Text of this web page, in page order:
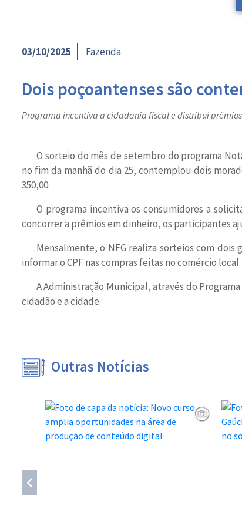
03/10/2025 Fazenda
Dois poçoantenses são
Programa incentiva a cidadania fiscal e distribui prêmios
O sorteio do mês de setembro do programa
no fim da manhã do dia 25, contemplou dois
350,00.
O programa incentiva os consumidores a
concorrer a prêmios em dinheiro, os participantes
Mensalmente, o NFG realiza sorteios com dois
informar o CPF nas compras feitas no comércio local.
A Administração Municipal, através do
cidadão e a cidade.
Outras Notícias